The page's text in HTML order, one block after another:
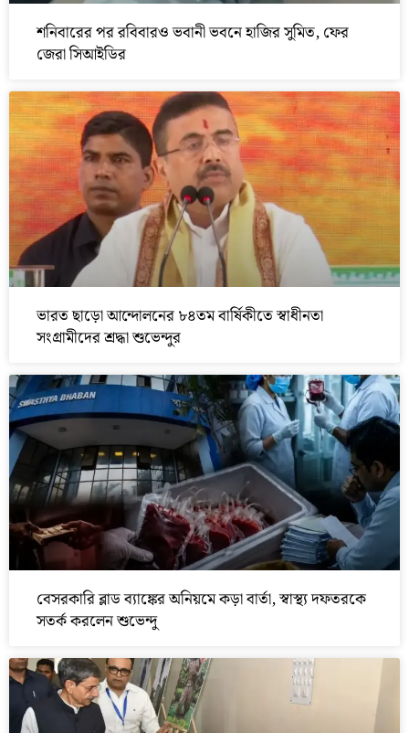
শনিবারের পর রবিবারও ভবানী ভবনে হাজির সুমিত, ফের
জেরা সিআইডির
ভারত ছাড়ো আন্দোলনের ৮৪তম বার্ষিকীতে স্বাধীনতা
সংগ্রামীদের শ্রদ্ধা শুভেন্দুর
বেসরকারি ব্লাড ব্যাঙ্কের অনিয়মে কড়া বার্তা, স্বাস্থ্য দফতরকে
সতর্ক করলেন শুভেন্দু